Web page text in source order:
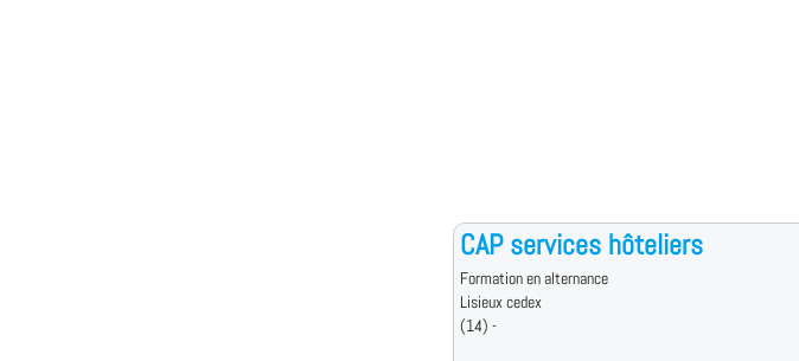
CAP services hôteliers
Formation en alternance
Lisieux cedex
(14) -